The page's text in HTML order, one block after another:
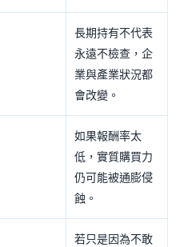
長期持有不代表
永遠不檢查，企
業與產業狀況都
會改變。
如果報酬率太
低，實質購買力
仍可能被通膨侵
蝕。
若只是因為不敢